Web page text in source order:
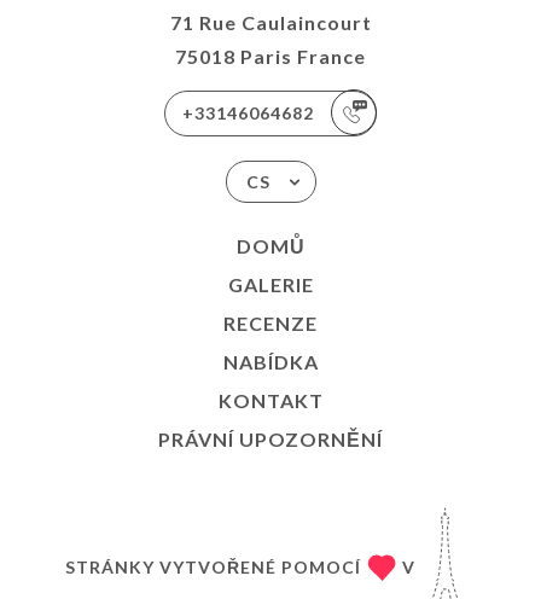
71 Rue Caulaincourt
75018 Paris France
+33146064682
CS
DOMŮ
GALERIE
RECENZE
NABÍDKA
KONTAKT
PRÁVNÍ UPOZORNĚNÍ
STRÁNKY VYTVOŘENÉ POMOCÍ V